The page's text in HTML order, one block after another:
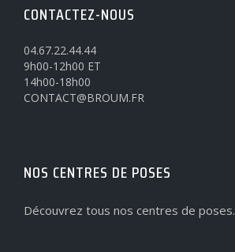
CONTACTEZ-NOUS
04.67.22.44.44
9h00-12h00 ET
14h00-18h00
CONTACT@BROUM.FR
NOS CENTRES DE POSES
Découvrez tous nos centres de poses.